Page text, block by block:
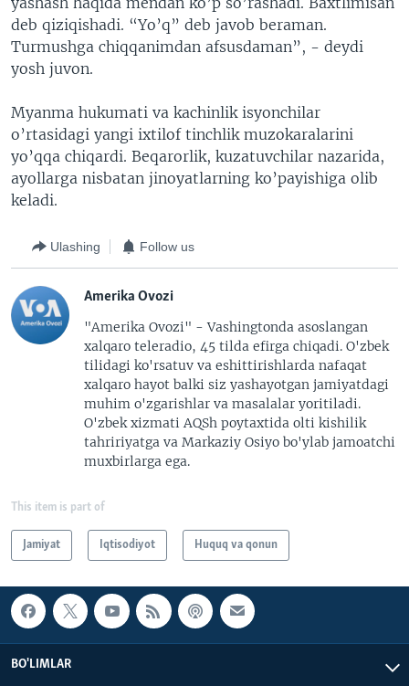
deb qiziqishadi. “Yo’q” deb javob beraman.
Turmushga chiqqanimdan afsusdaman”, - deydi
yosh juvon.
Myanma hukumati va kachinlik isyonchilar
o’rtasidagi yangi ixtilof tinchlik muzokaralarini
yo’qqa chiqardi. Beqarorlik, kuzatuvchilar nazarida,
ayollarga nisbatan jinoyatlarning ko’payishiga olib
keladi.
Ulashing Follow us
Amerika Ovozi
"Amerika Ovozi" - Vashingtonda asoslangan
xalqaro teleradio, 45 tilda efirga chiqadi. O'zbek
tilidagi ko'rsatuv va eshittirishlarda nafaqat
xalqaro hayot balki siz yashayotgan jamiyatdagi
muhim o'zgarishlar va masalalar yoritiladi.
O'zbek xizmati AQSh poytaxtida olti kishilik
tahririyatga va Markaziy Osiyo bo'ylab jamoatchi
muxbirlarga ega.
This item is part of
Jamiyat Iqtisodiyot Huquq va qonun
BO'LIMLAR